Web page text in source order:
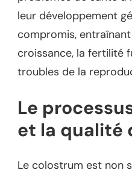
leur développement
compromis,
croissance, la fertilité
troubles de la
Le
et la qualité
Le colostrum est non